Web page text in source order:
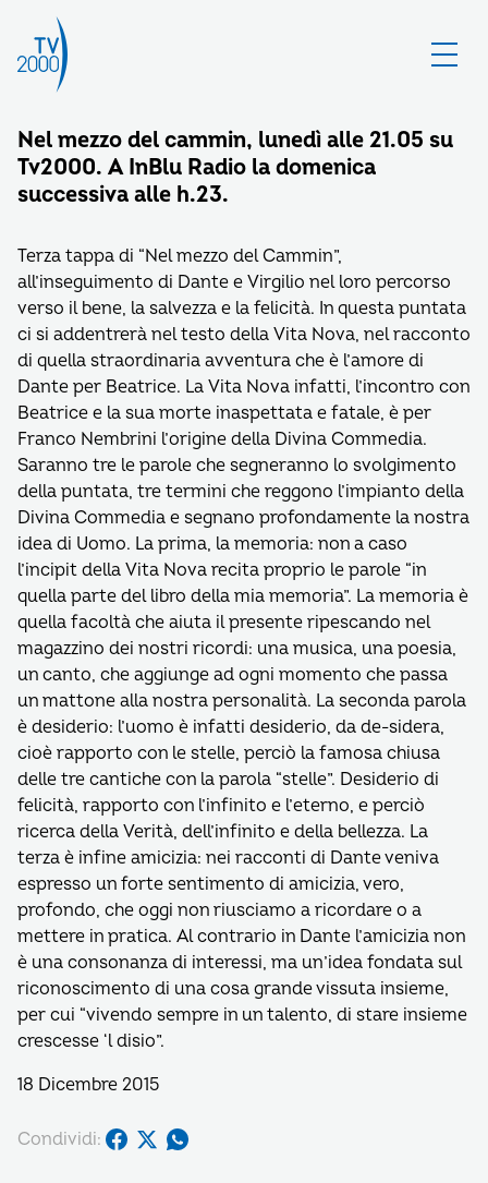
Nel mezzo del cammin, lunedì alle 21.05 su
Tv2000. A InBlu Radio la domenica
successiva alle h.23.
Terza tappa di “Nel mezzo del Cammin”,
all’inseguimento di Dante e Virgilio nel loro percorso
verso il bene, la salvezza e la felicità. In questa puntata
ci si addentrerà nel testo della Vita Nova, nel racconto
di quella straordinaria avventura che è l’amore di
Dante per Beatrice. La Vita Nova infatti, l’incontro con
Beatrice e la sua morte inaspettata e fatale, è per
Franco Nembrini l’origine della Divina Commedia.
Saranno tre le parole che segneranno lo svolgimento
della puntata, tre termini che reggono l’impianto della
Divina Commedia e segnano profondamente la nostra
idea di Uomo. La prima, la memoria: non a caso
l’incipit della Vita Nova recita proprio le parole “in
quella parte del libro della mia memoria”. La memoria è
quella facoltà che aiuta il presente ripescando nel
magazzino dei nostri ricordi: una musica, una poesia,
un canto, che aggiunge ad ogni momento che passa
un mattone alla nostra personalità. La seconda parola
è desiderio: l’uomo è infatti desiderio, da de-sidera,
cioè rapporto con le stelle, perciò la famosa chiusa
delle tre cantiche con la parola “stelle”. Desiderio di
felicità, rapporto con l’infinito e l’eterno, e perciò
ricerca della Verità, dell’infinito e della bellezza. La
terza è infine amicizia: nei racconti di Dante veniva
espresso un forte sentimento di amicizia, vero,
profondo, che oggi non riusciamo a ricordare o a
mettere in pratica. Al contrario in Dante l’amicizia non
è una consonanza di interessi, ma un’idea fondata sul
riconoscimento di una cosa grande vissuta insieme,
per cui “vivendo sempre in un talento, di stare insieme
crescesse ‘l disio”.
18 Dicembre 2015
Condividi: